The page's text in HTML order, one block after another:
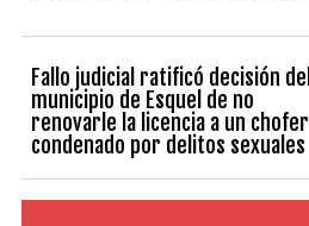
Fallo judicial ratificó decisión del
municipio de Esquel de no
renovarle la licencia a un chofer
condenado por delitos sexuales